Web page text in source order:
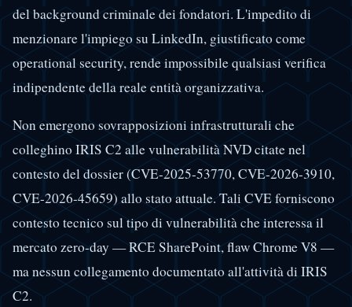
del background criminale dei fondatori. L'impedito di
menzionare l'impiego su LinkedIn, giustificato come
operational security, rende impossibile qualsiasi verifica
indipendente della reale entità organizzativa.
Non emergono sovrapposizioni infrastrutturali che
colleghino IRIS C2 alle vulnerabilità NVD citate nel
contesto del dossier (CVE-2025-53770, CVE-2026-3910,
CVE-2026-45659) allo stato attuale. Tali CVE forniscono
contesto tecnico sul tipo di vulnerabilità che interessa il
mercato zero-day — RCE SharePoint, flaw Chrome V8 —
ma nessun collegamento documentato all'attività di IRIS
C2.